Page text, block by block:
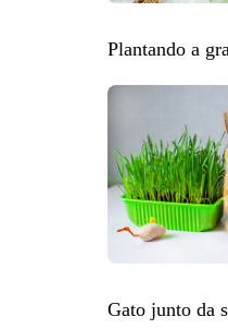
Plantando a
Gato junto da